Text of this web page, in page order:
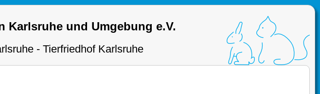
Karlsruhe und Umgebung e.V.
- Tierfriedhof Karlsruhe